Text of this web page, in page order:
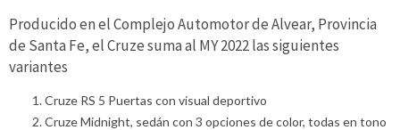
Producido en el Complejo Automotor de Alvear, Provincia
de Santa Fe, el Cruze suma al MY 2022 las siguientes
variantes
Cruze RS 5 Puertas con visual deportivo
Cruze Midnight, sedán con 3 opciones de color, todas en tono